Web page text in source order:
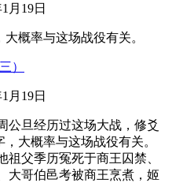
月19日
大概率与这场战役有关。
）
月19日
公旦经历过这场大战，修爻
大概率与这场战役有关。
父季历冤死于商王囚禁、
大哥伯邑考被商王烹煮，姬